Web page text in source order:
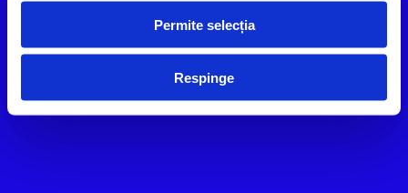
Permite selecția
Respinge